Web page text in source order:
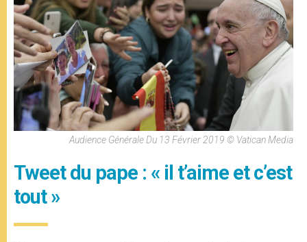
Audience Générale Du 13 Février 2019 © Vatican Media
Tweet du pape : « il t’aime et c’est
tout »